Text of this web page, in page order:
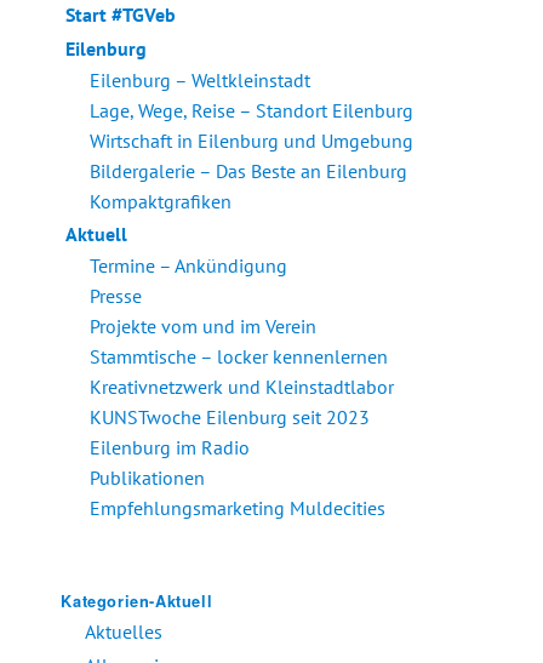
Start #TGVeb
Eilenburg
Eilenburg – Weltkleinstadt
Lage, Wege, Reise – Standort Eilenburg
Wirtschaft in Eilenburg und Umgebung
Bildergalerie – Das Beste an Eilenburg
Kompaktgrafiken
Aktuell
Termine – Ankündigung
Presse
Projekte vom und im Verein
Stammtische – locker kennenlernen
Kreativnetzwerk und Kleinstadtlabor
KUNSTwoche Eilenburg seit 2023
Eilenburg im Radio
Publikationen
Empfehlungsmarketing Muldecities
Kategorien-Aktuell
Aktuelles